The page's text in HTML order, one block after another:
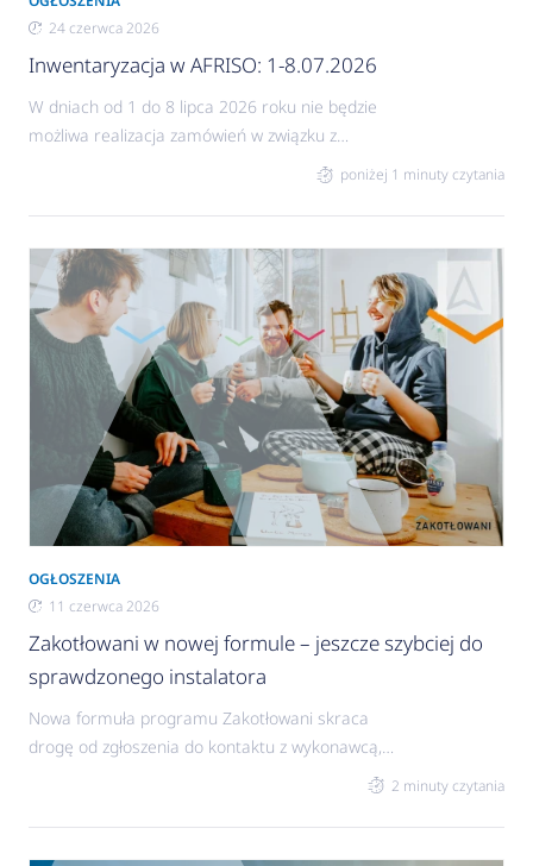
24 czerwca 2026
Inwentaryzacja w AFRISO: 1-8.07.2026
W dniach od 1 do 8 lipca 2026 roku nie będzie
możliwa realizacja zamówień w związku z
poniżej 1 minuty czytania
OGŁOSZENIA
11 czerwca 2026
Zakotłowani w nowej formule – jeszcze szybciej do
sprawdzonego instalatora
Nowa formuła programu Zakotłowani skraca
drogę od zgłoszenia do kontaktu z wykonawcą,
sprawniejsze dotarcie do nowych klientów.
2 minuty czytania